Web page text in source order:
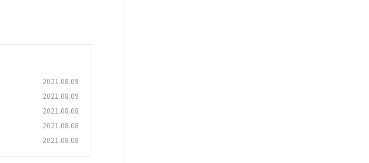
2021.08.09
2021.08.09
2021.08.08
2021.08.08
2021.08.08